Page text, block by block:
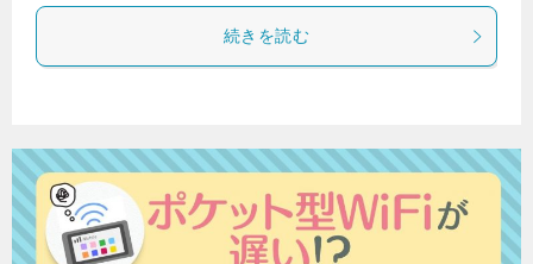
続きを読む